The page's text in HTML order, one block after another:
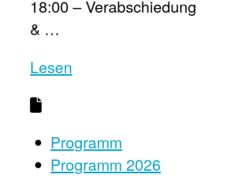
18:00 – Ver­abschie­dung
& …
Lesen
Programm
Programm 2026